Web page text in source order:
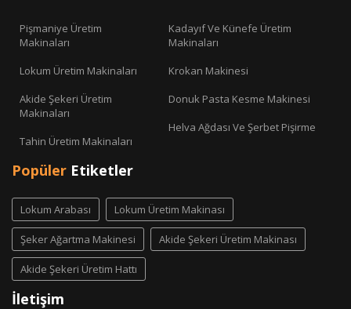
Pişmaniye Üretim
Makinaları
Lokum Üretim Makinaları
Akide Şekeri Üretim
Makinaları
Tahin Üretim Makinaları
Kadayıf Ve Künefe Üretim
Makinaları
Krokan Makinesi
Donuk Pasta Kesme Makinesi
Helva Ağdası Ve Şerbet Pişirme
Popüler Etiketler
Lokum Arabası Lokum Üretim Makinası
Şeker Ağartma Makinesi Akide Şekeri Üretim Makinası
Akide Şekeri Üretim Hattı
İletişim